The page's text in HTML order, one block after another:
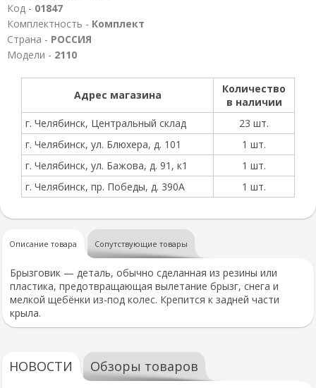
Код - 01847
Комплектность - Комплект
Страна - РОССИЯ
Модели - 2110
Адрес магазина
Количество
в наличии
г. Челябинск, Центральный склад
23 шт.
г. Челябинск, ул. Блюхера, д. 101
1 шт.
г. Челябинск, ул. Бажова, д. 91, к1
1 шт.
г. Челябинск, пр. Победы, д. 390А
1 шт.
Описание товара Сопутствующие товары
Брызговик — деталь, обычно сделанная из резины или
пластика, предотвращающая вылетание брызг, снега и
мелкой щебёнки из-под колес. Крепится к задней части
крыла.
НОВОСТИ Обзоры товаров